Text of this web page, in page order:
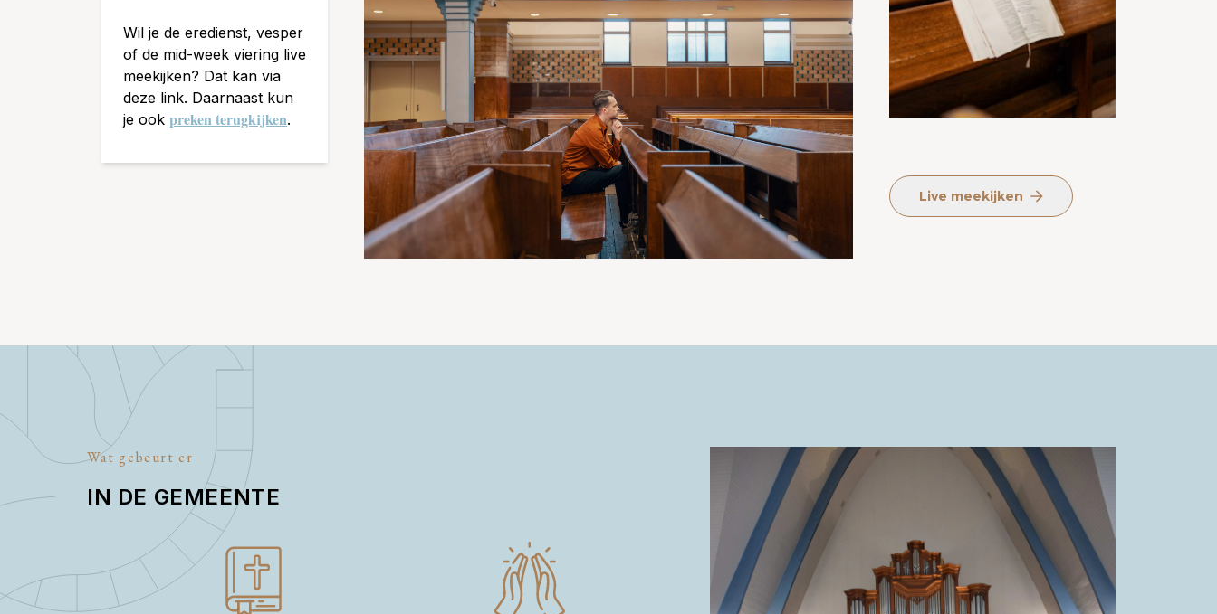
Wil je de eredienst, vesper
of de mid-week viering live
meekijken? Dat kan via
deze link. Daarnaast kun
je ook preken terugkijken.
Live meekijken
Wat gebeurt er
IN DE GEMEENTE